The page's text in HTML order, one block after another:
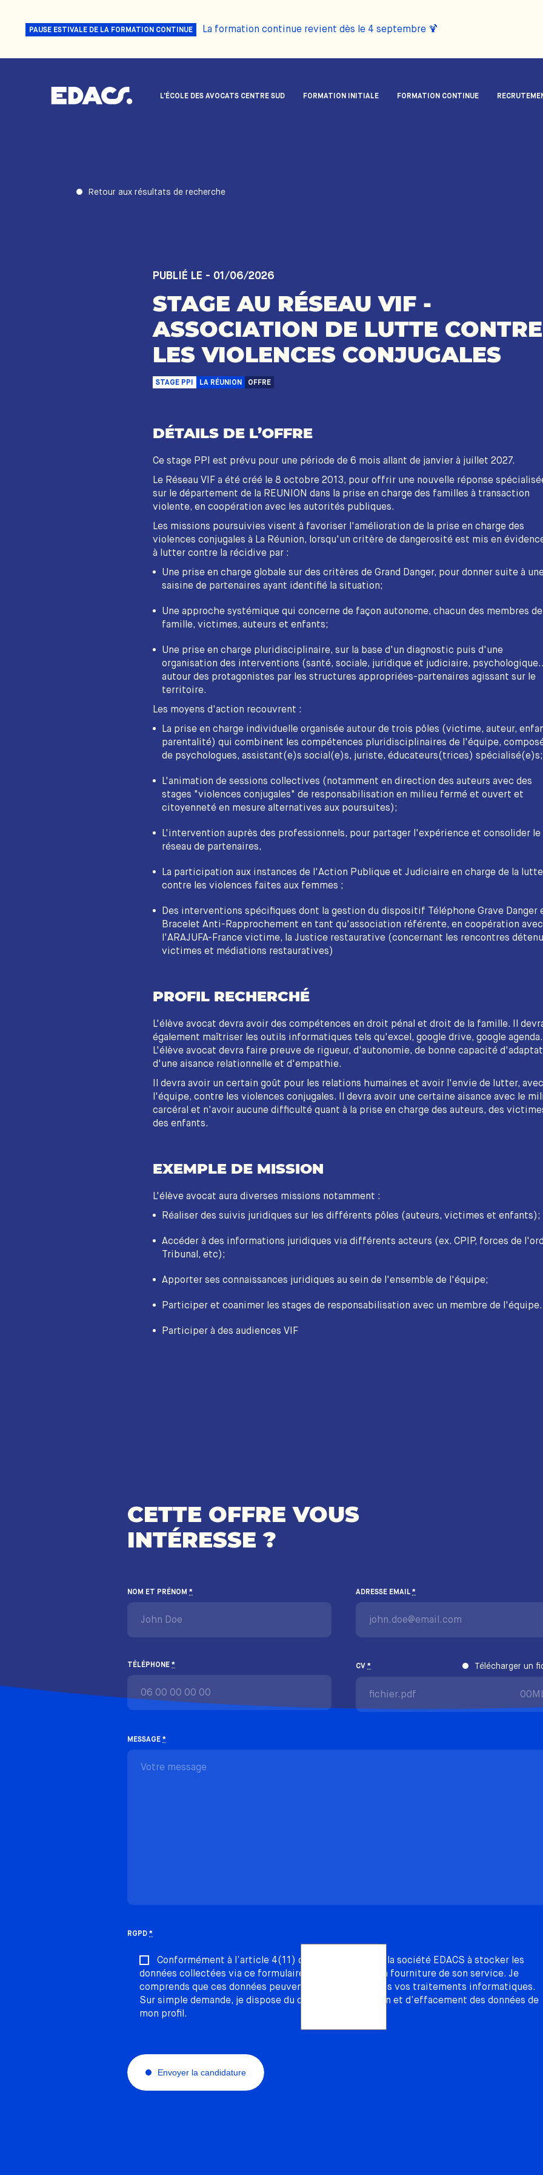
PAUSE ESTIVALE DE LA FORMATION CONTINUE La formation continue revient dès le 4 septembre 🍹
L'ÉCOLE DES AVOCATS CENTRE SUD FORMATION INITIALE FORMATION CONTINUE
Retour aux résultats de recherche
PUBLIÉ LE - 01/06/2026
STAGE AU RÉSEAU VIF -
ASSOCIATION DE LUTTE CONTRE
LES VIOLENCES CONJUGALES
STAGE PPI LA RÉUNION OFFRE
DÉTAILS DE L’OFFRE
Ce stage PPI est prévu pour une période de 6 mois allant de janvier à juillet 2027.
Le Réseau VIF a été créé le 8 octobre 2013, pour offrir une nouvelle réponse
sur le département de la REUNION dans la prise en charge des familles à transaction
violente, en coopération avec les autorités publiques.
Les missions poursuivies visent à favoriser l'amélioration de la prise en charge des
violences conjugales à La Réunion, lorsqu'un critère de dangerosité est mis en
à lutter contre la récidive par :
Une prise en charge globale sur des critères de Grand Danger, pour donner suite à
saisine de partenaires ayant identifié la situation;
Une approche systémique qui concerne de façon autonome, chacun des membres de
famille, victimes, auteurs et enfants;
Une prise en charge pluridisciplinaire, sur la base d'un diagnostic puis d'une
organisation des interventions (santé, sociale, juridique et judiciaire,
autour des protagonistes par les structures appropriées-partenaires agissant sur le
territoire.
Les moyens d'action recouvrent :
La prise en charge individuelle organisée autour de trois pôles (victime, auteur,
parentalité) qui combinent les compétences pluridisciplinaires de l'équipe,
de psychologues, assistant(e)s social(e)s, juriste, éducateurs(trices) spécialisé(e)s;
L'animation de sessions collectives (notamment en direction des auteurs avec des
stages "violences conjugales" de responsabilisation en milieu fermé et ouvert et
citoyenneté en mesure alternatives aux poursuites);
L'intervention auprès des professionnels, pour partager l'expérience et consolider le
réseau de partenaires,
La participation aux instances de l'Action Publique et Judiciaire en charge de la lutte
contre les violences faites aux femmes ;
Des interventions spécifiques dont la gestion du dispositif Téléphone Grave Danger
Bracelet Anti-Rapprochement en tant qu'association référente, en coopération avec
l'ARAJUFA-France victime, la Justice restaurative (concernant les rencontres
victimes et médiations restauratives)
PROFIL RECHERCHÉ
L'élève avocat devra avoir des compétences en droit pénal et droit de la famille. Il
également maîtriser les outils informatiques tels qu'excel, google drive, google agenda.
L'élève avocat devra faire preuve de rigueur, d'autonomie, de bonne capacité
d'une aisance relationnelle et d'empathie.
Il devra avoir un certain goût pour les relations humaines et avoir l'envie de lutter, avec
l'équipe, contre les violences conjugales. Il devra avoir une certaine aisance avec le
carcéral et n'avoir aucune difficulté quant à la prise en charge des auteurs, des
des enfants.
EXEMPLE DE MISSION
L'élève avocat aura diverses missions notamment :
Réaliser des suivis juridiques sur les différents pôles (auteurs, victimes et enfants);
Accéder à des informations juridiques via différents acteurs (ex. CPIP, forces de
Tribunal, etc);
Apporter ses connaissances juridiques au sein de l'ensemble de l'équipe;
Participer et coanimer les stages de responsabilisation avec un membre de l'équipe.
Participer à des audiences VIF
CETTE OFFRE VOUS
INTÉRESSE ?
NOM ET PRÉNOM * ADRESSE EMAIL *
TÉLÉPHONE * CV * Télécharger un
fichier.pdf
MESSAGE *
RGPD *
Conformément à l’article 4(11) du RGPD, j’autorise la société EDACS à stocker les
données collectées via ce formulaire dans le cadre de la fourniture de son service. Je
comprends que ces données peuvent être utilisées dans vos traitements informatiques.
Sur simple demande, je dispose du droit de modification et d’effacement des données de
mon profil.
Envoyer la candidature